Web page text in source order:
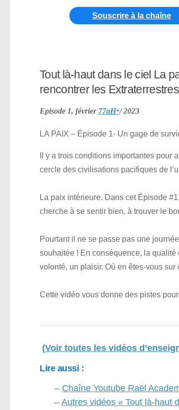
Souscrire à la chaîne
Tout là-haut dans le ciel La
rencontrer les Extraterrestres
Episode 1, février 77aH*/ 2023
LA PAIX – Épisode 1- Un gage de
Il y a trois conditions importantes pour
cercle des civilisations pacifiques de
La paix intérieure. Dans cet Épisode
cherche à se sentir bien, à trouver le
Pourtant il ne se passe pas une
souhaitée ! En conséquence, la qualité
volonté, un plaisir. Où en êtes-vous sur
Cette vidéo vous donne des pistes
(Voir toutes les vidéos
Lire aussi :
– Chaîne Youtube Raël
– Autres vidéos « Tout là-haut